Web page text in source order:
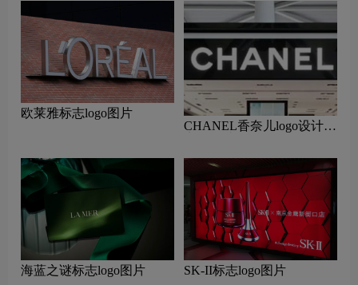
欧莱雅标志logo图片
CHANEL香奈儿logo设计含
海蓝之谜标志logo图片 SK-II标志logo图片